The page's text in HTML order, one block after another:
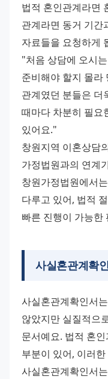
법적 혼인관계라면
관계라면 동거 기간
자료들을 요청하게
"처음 상담에 오시
준비해야 할지 몰라
관계였던 분들은 더
때마다 차분히 필요
있어요."
창원지역 이혼상담
가정법원과의 연계
창원가정법원에서
다루고 있어, 법적
빠른 진행이 가능한
사실혼관계확
사실혼관계확인서
않았지만 실질적으
문서예요. 법적 혼
부분이 있어, 이러
사실혼관계확인서